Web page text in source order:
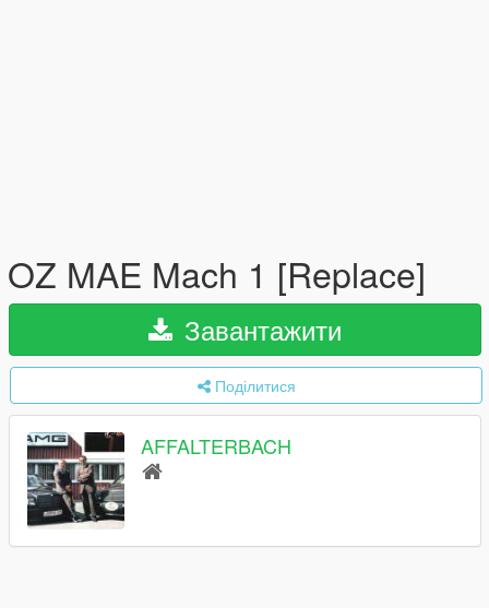
OZ MAE Mach 1 [Replace]
Завантажити
Поділитися
AFFALTERBACH